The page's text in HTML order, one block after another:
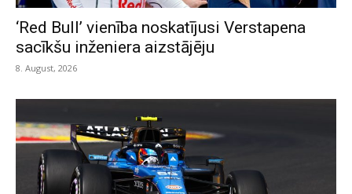
‘Red Bull’ vienība noskatījusi Verstapena
sacīkšu inženiera aizstājēju
8. August, 2026